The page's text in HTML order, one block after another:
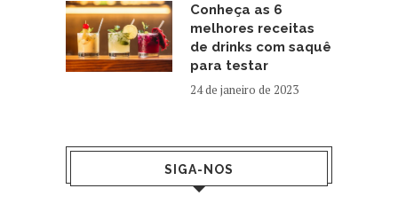
Conheça as 6
melhores receitas
de drinks com saquê
para testar
24 de janeiro de 2023
SIGA-NOS